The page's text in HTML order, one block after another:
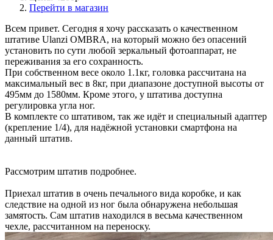
Перейти в магазин
Всем привет. Сегодня я хочу рассказать о качественном
штативе Ulanzi OMBRA, на который можно без опасений
установить по сути любой зеркальный фотоаппарат, не
переживания за его сохранность.
При собственном весе около 1.1кг, головка рассчитана на
максимальный вес в 8кг, при диапазоне доступной высоты от
495мм до 1580мм. Кроме этого, у штатива доступна
регулировка угла ног.
В комплекте со штативом, так же идёт и специальный адаптер
(крепление 1/4), для надёжной установки смартфона на
данный штатив.
Рассмотрим штатив подробнее.
Приехал штатив в очень печального вида коробке, и как
следствие на одной из ног была обнаружена небольшая
замятость. Сам штатив находился в весьма качественном
чехле, рассчитанном на переноску.